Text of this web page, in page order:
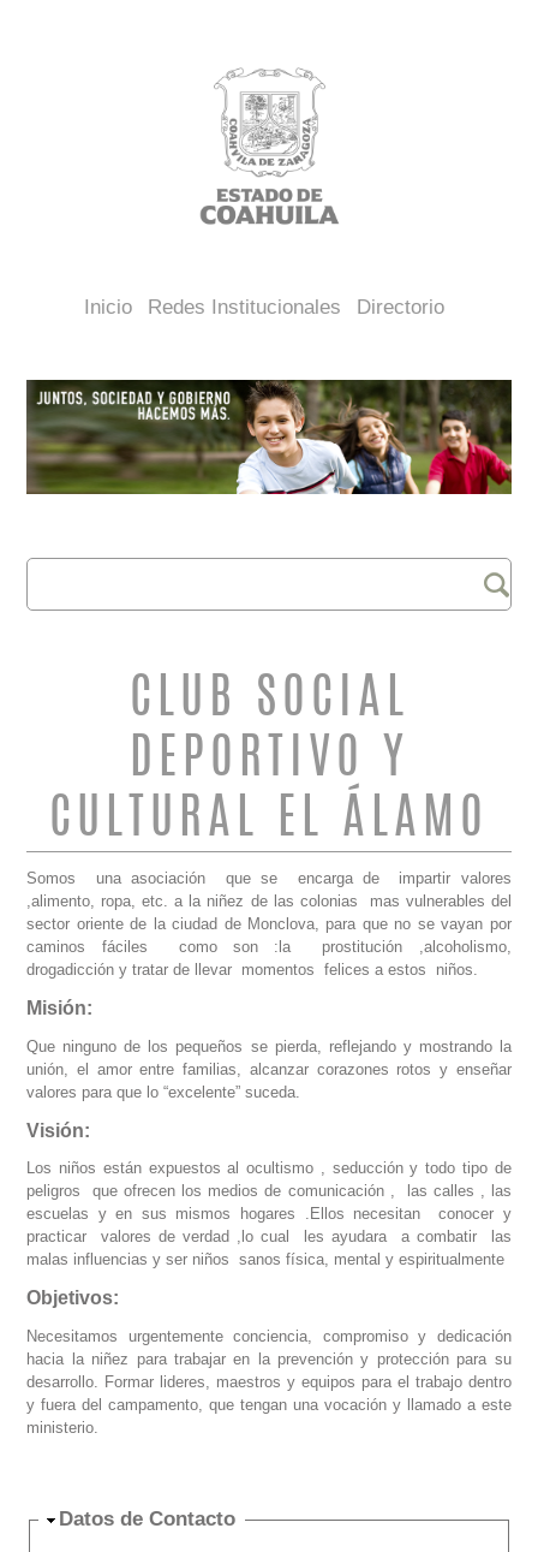
Inicio Redes Institucionales Directorio
FORMULARIO DE
BÚSQUEDA
Buscar
CLUB SOCIAL
DEPORTIVO Y
CULTURAL EL ÁLAMO
Somos una asociación que se encarga de impartir valores
,alimento, ropa, etc. a la niñez de las colonias mas vulnerables del
sector oriente de la ciudad de Monclova, para que no se vayan por
caminos fáciles como son :la prostitución ,alcoholismo,
drogadicción y tratar de llevar momentos felices a estos niños.
Misión:
Que ninguno de los pequeños se pierda, reflejando y mostrando la
unión, el amor entre familias, alcanzar corazones rotos y enseñar
valores para que lo “excelente” suceda.
Visión:
Los niños están expuestos al ocultismo , seducción y todo tipo de
peligros que ofrecen los medios de comunicación , las calles , las
escuelas y en sus mismos hogares .Ellos necesitan conocer y
practicar valores de verdad ,lo cual les ayudara a combatir las
malas influencias y ser niños sanos física, mental y espiritualmente
Objetivos:
Necesitamos urgentemente conciencia, compromiso y dedicación
hacia la niñez para trabajar en la prevención y protección para su
desarrollo. Formar lideres, maestros y equipos para el trabajo dentro
y fuera del campamento, que tengan una vocación y llamado a este
ministerio.
Ocultar
Datos de Contacto